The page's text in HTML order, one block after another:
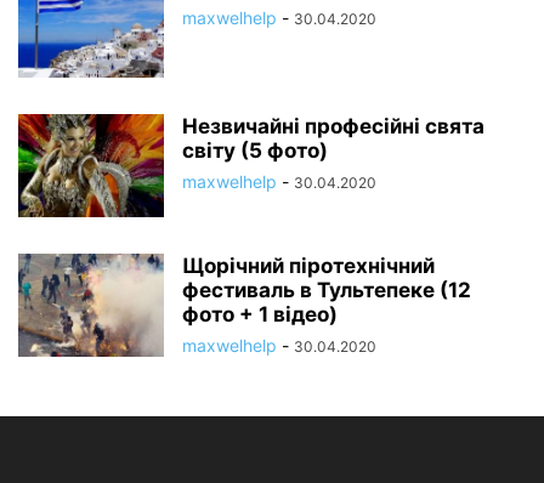
maxwelhelp - 30.04.2020
Незвичайні професійні свята
світу (5 фото)
maxwelhelp - 30.04.2020
Щорічний піротехнічний
фестиваль в Тультепеке (12
фото + 1 відео)
maxwelhelp - 30.04.2020